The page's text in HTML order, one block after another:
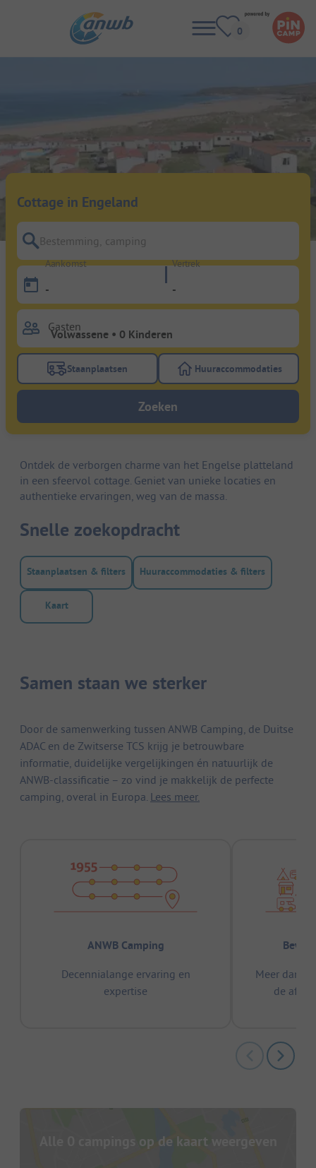
Cottage in Engeland
Bestemming, camping
Aankomst
-
Vertrek
-
Gasten
Gebruik de filterknop staanplaatsen om te zoeken
Staanplaatsen Gebruik de
Huuraccommodaties
Zoeken
Ontdek de verborgen charme van het Engelse platteland
in een sfeervol cottage. Geniet van unieke locaties en
authentieke ervaringen, weg van de massa.
Snelle zoekopdracht
Staanplaatsen & filters Huuraccommodaties & filters
Kaart
Samen staan we sterker
Door de samenwerking tussen ANWB Camping, de Duitse
ADAC en de Zwitserse TCS krijg je betrouwbare
informatie, duidelijke vergelijkingen én natuurlijk de
ANWB-classificatie – zo vind je makkelijk de perfecte
camping, overal in Europa. Lees meer.
ANWB Camping
Decennialange ervaring en
expertise
Meer dan
de
Alle 0 campings op de kaart weergeven